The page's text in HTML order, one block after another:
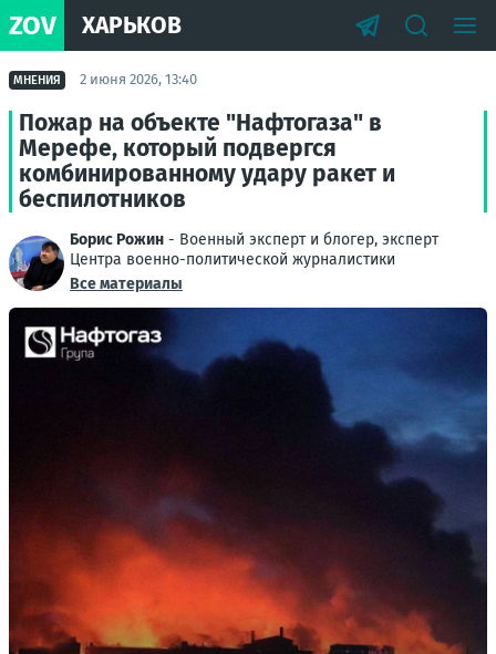
ZOV ХАРЬКОВ
МНЕНИЯ 2 июня 2026, 13:40
Пожар на объекте "Нафтогаза" в
Мерефе, который подвергся
комбинированному удару ракет и
беспилотников
Борис Рожин - Военный эксперт и блогер, эксперт
Центра военно-политической журналистики
Все материалы